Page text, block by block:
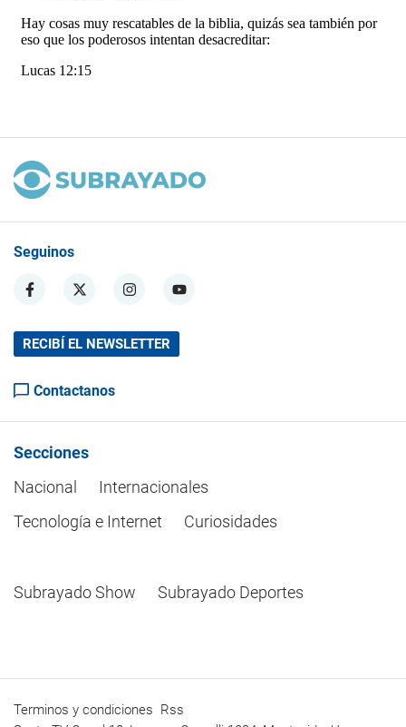
Seguinos
RECIBÍ EL NEWSLETTER
Contactanos
Secciones
Nacional
Internacionales
Tecnología e Internet
Curiosidades
Subrayado Show Subrayado Deportes
Terminos y condiciones Rss